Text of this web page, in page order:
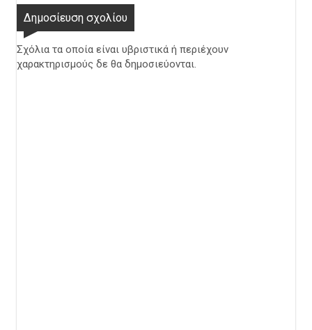
Δημοσίευση σχολίου
Σχόλια τα οποία είναι υβριστικά ή περιέχουν
χαρακτηρισμούς δε θα δημοσιεύονται.